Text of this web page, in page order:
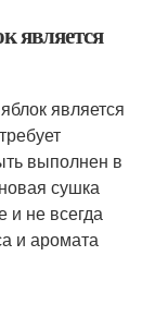
является
является
выполнен в
сушка
и не всегда
и аромата